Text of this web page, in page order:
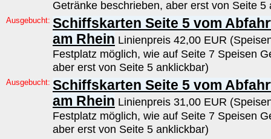
Getränke beschrieben, aber erst von Seite 5
Ausgebucht: Schiffskarten Seite 5 vom
am Rhein Linienpreis 42,00 EUR
Festplatz möglich, wie auf Seite 7 Speisen
aber erst von Seite 5 anklickbar)
Ausgebucht: Schiffskarten Seite 5 vom
am Rhein Linienpreis 31,00 EUR
Festplatz möglich, wie auf Seite 7 Speisen
aber erst von Seite 5 anklickbar)